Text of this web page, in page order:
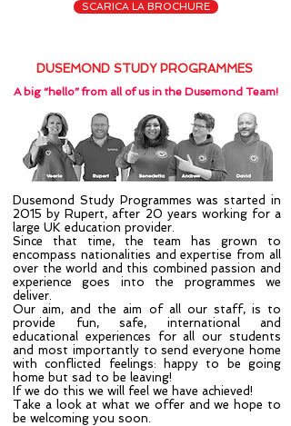
SCARICA LA BROCHURE
DUSEMOND STUDY PROGRAMMES
A big “hello” from all of us in the Dusemond Team!
Dusemond Study Programmes was started in
2015 by Rupert, after 20 years working for a
large UK education provider.
Since that time, the team has grown to
encompass nationalities and expertise from all
over the world and this combined passion and
experience goes into the programmes we
deliver.
Our aim, and the aim of all our staff, is to
provide fun, safe, international and
educational experiences for all our students
and most importantly to send everyone home
with conflicted feelings: happy to be going
home but sad to be leaving!
If we do this we will feel we have achieved!
Take a look at what we offer and we hope to
be welcoming you soon.